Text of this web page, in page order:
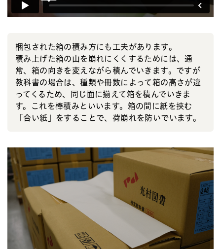
梱包された箱の積み方にも工夫があります。
積み上げた箱の山を崩れにくくするためには、通
常、箱の向きを変えながら積んでいきます。ですが
教科書の場合は、種類や冊数によって箱の高さが違
ってくるため、同じ面に揃えて箱を積んでいきま
す。これを棒積みといいます。箱の間に紙を挟む
「合い紙」をすることで、荷崩れを防いでいます。